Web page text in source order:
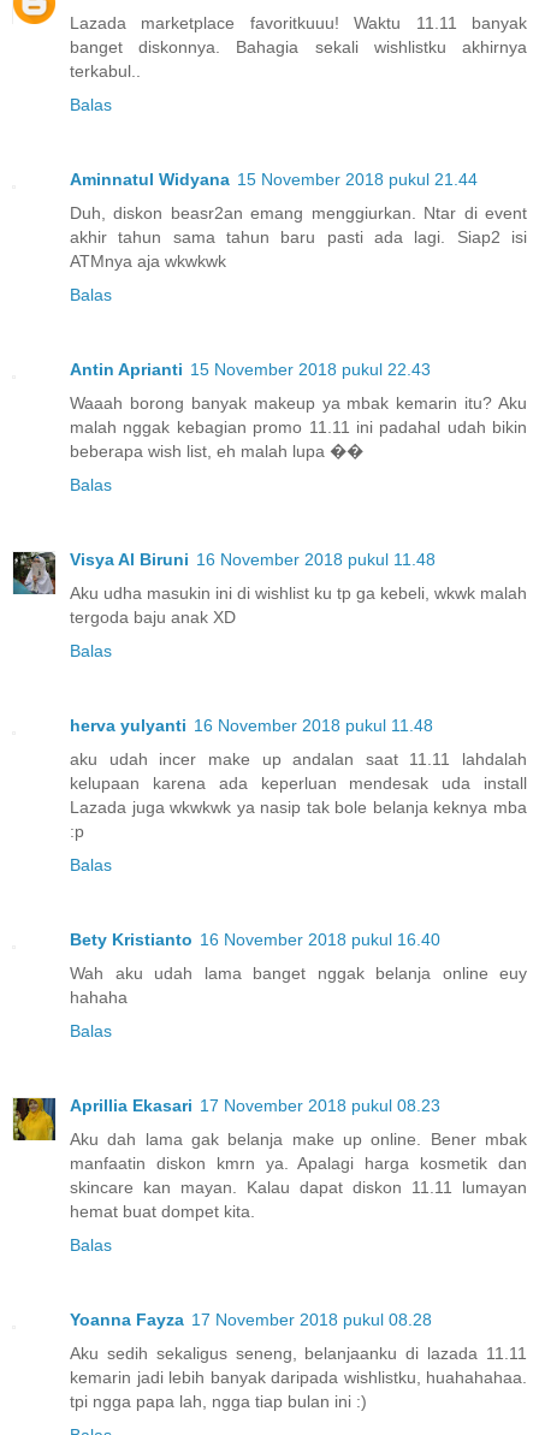
Lazada marketplace favoritkuuu! Waktu 11.11 banyak
banget diskonnya. Bahagia sekali wishlistku akhirnya
terkabul..
Balas
Aminnatul Widyana 15 November 2018 pukul 21.44
Duh, diskon beasr2an emang menggiurkan. Ntar di event
akhir tahun sama tahun baru pasti ada lagi. Siap2 isi
ATMnya aja wkwkwk
Balas
Antin Aprianti 15 November 2018 pukul 22.43
Waaah borong banyak makeup ya mbak kemarin itu? Aku
malah nggak kebagian promo 11.11 ini padahal udah bikin
beberapa wish list, eh malah lupa ��
Balas
Visya Al Biruni 16 November 2018 pukul 11.48
Aku udha masukin ini di wishlist ku tp ga kebeli, wkwk malah
tergoda baju anak XD
Balas
herva yulyanti 16 November 2018 pukul 11.48
aku udah incer make up andalan saat 11.11 lahdalah
kelupaan karena ada keperluan mendesak uda install
Lazada juga wkwkwk ya nasip tak bole belanja keknya mba
:p
Balas
Bety Kristianto 16 November 2018 pukul 16.40
Wah aku udah lama banget nggak belanja online euy
hahaha
Balas
Aprillia Ekasari 17 November 2018 pukul 08.23
Aku dah lama gak belanja make up online. Bener mbak
manfaatin diskon kmrn ya. Apalagi harga kosmetik dan
skincare kan mayan. Kalau dapat diskon 11.11 lumayan
hemat buat dompet kita.
Balas
Yoanna Fayza 17 November 2018 pukul 08.28
Aku sedih sekaligus seneng, belanjaanku di lazada 11.11
kemarin jadi lebih banyak daripada wishlistku, huahahahaa.
tpi ngga papa lah, ngga tiap bulan ini :)